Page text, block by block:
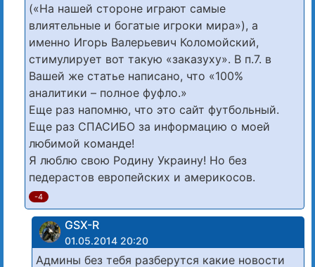
(«На нашей стороне играют самые
влиятельные и богатые игроки мира»), а
именно Игорь Валерьевич Коломойский,
стимулирует вот такую «заказуху». В п.7. в
Вашей же статье написано, что «100%
аналитики – полное фуфло.»
Еще раз напомню, что это сайт футбольный.
Еще раз СПАСИБО за информацию о моей
любимой команде!
Я люблю свою Родину Украину! Но без
педерастов европейских и америкосов.
-4
GSX-R
01.05.2014 20:20
Админы без тебя разберутся какие новости